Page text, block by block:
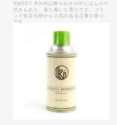
SWEET RAINは爽やかさの中にほんのり
甘みもあり、落ち着いた香りです。ブラ
ンド発足当初から人気のある定番の香り
です。